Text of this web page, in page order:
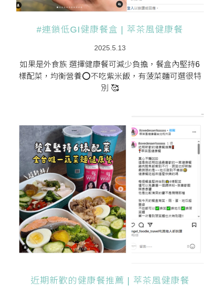
#連鎖低GI健康餐盒 | 萃茶風健康餐
2025.5.13
如果是外食族 選擇健康餐可減少負擔，餐盒內堅持6
樣配菜，均衡營養⭕不吃紫米飯，有菠菜麵可選很特
別 🥰
近期新歡的健康餐推薦 | 萃茶風健康餐